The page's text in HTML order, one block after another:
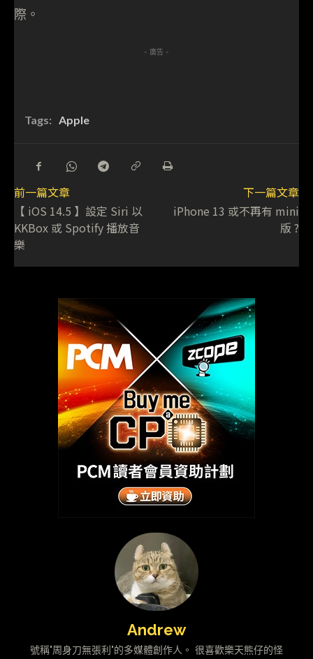
際。
- 廣告 -
Tags: Apple
前一篇文章
【 iOS 14.5 】設定 Siri 以
KKBox 或 Spotify 播放音
樂
下一篇文章
iPhone 13 或不再有 mini
版 ?
Andrew
號稱"周身刀無張利"的多媒體創作人。 很喜歡樂天熊仔的怪